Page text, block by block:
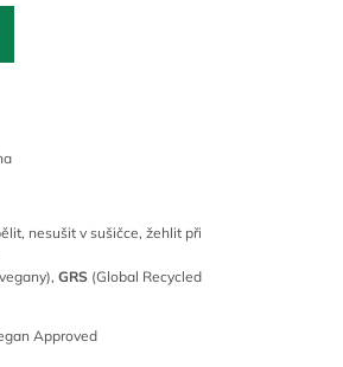
nesušit v sušičce, žehlit při
GRS (Global Recycled